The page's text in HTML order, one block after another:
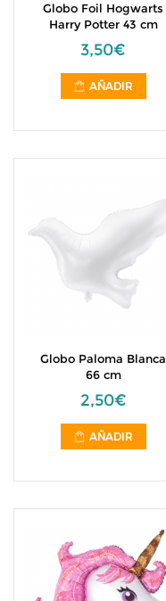
Globo Foil Hogwarts
Harry Potter 43 cm
3,50€
AÑADIR
Globo Paloma Blanca
66 cm
2,50€
AÑADIR